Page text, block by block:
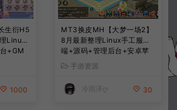
生衍H5
Linux
+GM
户端
教程
1000
MT3换皮MH【大梦一场2】
8月最新整理Linux手工服务
端+源码+管理后台+安卓苹
果双端+详细搭建教程+视频
教程
手游资源
冷雨泽ღ 30